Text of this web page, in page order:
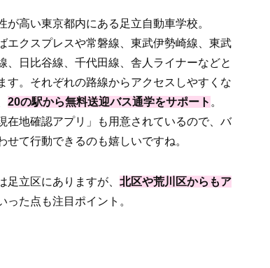
が高い東京都内にある足立自動車学校。
エクスプレスや常磐線、東武伊勢崎線、東武
、日比谷線、千代田線、舎人ライナーなどと
す。それぞれの路線からアクセスしやすくな
20の駅から無料送迎バス通学をサポート 。
在地確認アプリ」も用意されているので、バ
せて行動できるのも嬉しいですね。
足立区にありますが、 北区や荒川区からもア
った点も注目ポイント。